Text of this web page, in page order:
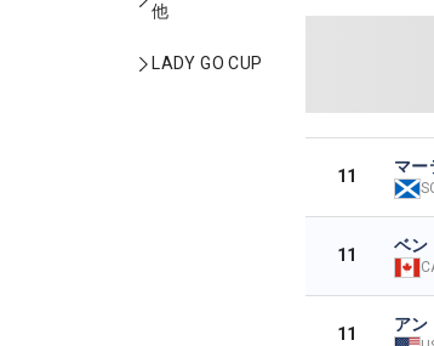
他
LADY GO CUP
11 マー
11 ベン
11 アン